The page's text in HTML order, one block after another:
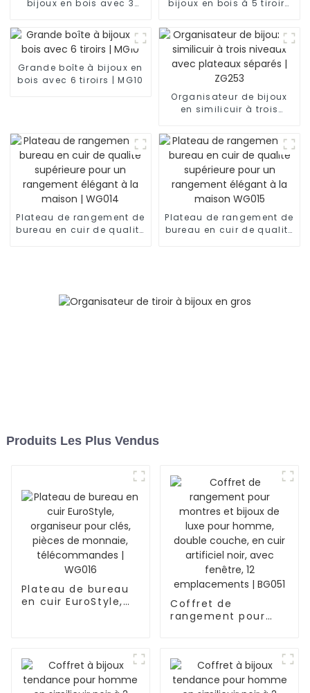
bijoux en bois avec 3
MG02
bijoux en bois à 5 tiroirs
MG08
Grande boîte à bijoux en
bois avec 6 tiroirs | MG10
Organisateur de bijoux
en similicuir à trois
séparés | ZG253
Plateau de rangement de
bureau en cuir de qualité
Plateau de rangement de
bureau en cuir de qualité
Produits Les Plus Vendus
Plateau de bureau
en cuir EuroStyle,
WG016
Coffret de
rangement pour
couche, en cuir
artificiel noir, avec